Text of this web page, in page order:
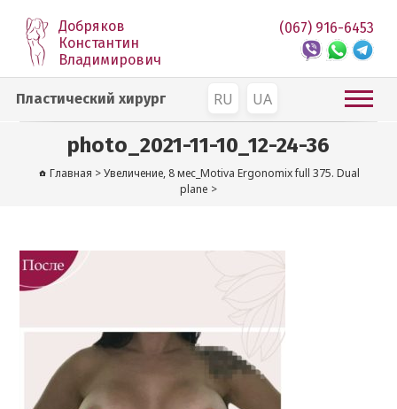
Добряков
Константин
Владимирович
RU UA
(067) 916-6453
Пластический хирург
photo_2021-11-10_12-24-36
Главная >Увеличение, 8 мес_Motiva Ergonomix full 375. Dual
plane >